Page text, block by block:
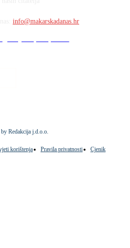
info@makarskadanas.hr
by Redakcija j.d.o.o.
korištenja Pravila privatnosti
Cjenik